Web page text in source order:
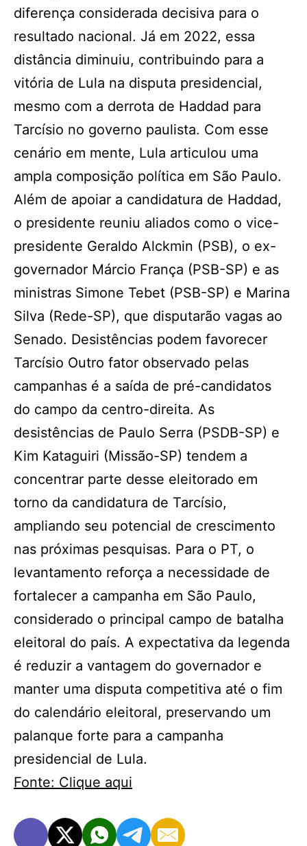
diferença considerada decisiva para o
resultado nacional. Já em 2022, essa
distância diminuiu, contribuindo para a
vitória de Lula na disputa presidencial,
mesmo com a derrota de Haddad para
Tarcísio no governo paulista. Com esse
cenário em mente, Lula articulou uma
ampla composição política em São Paulo.
Além de apoiar a candidatura de Haddad,
o presidente reuniu aliados como o vice-
presidente Geraldo Alckmin (PSB), o ex-
governador Márcio França (PSB-SP) e as
ministras Simone Tebet (PSB-SP) e Marina
Silva (Rede-SP), que disputarão vagas ao
Senado. Desistências podem favorecer
Tarcísio Outro fator observado pelas
campanhas é a saída de pré-candidatos
do campo da centro-direita. As
desistências de Paulo Serra (PSDB-SP) e
Kim Kataguiri (Missão-SP) tendem a
concentrar parte desse eleitorado em
torno da candidatura de Tarcísio,
ampliando seu potencial de crescimento
nas próximas pesquisas. Para o PT, o
levantamento reforça a necessidade de
fortalecer a campanha em São Paulo,
considerado o principal campo de batalha
eleitoral do país. A expectativa da legenda
é reduzir a vantagem do governador e
manter uma disputa competitiva até o fim
do calendário eleitoral, preservando um
palanque forte para a campanha
presidencial de Lula.
Fonte: Clique aqui